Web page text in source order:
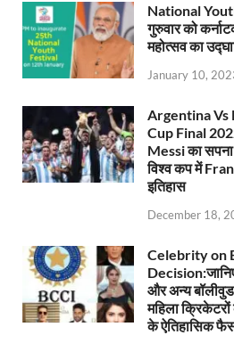
National
गुरुवार को
महोत्सव का
January 10,
Argentina Vs
Cup Final
Messi का
विश्व कप में
इतिहास
December 18,
Celebrity on
और अन्य
महिला
के ऐतिहासिक